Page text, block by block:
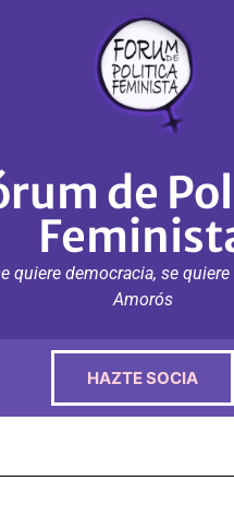
de
quiere democracia, se
Amorós
HAZTE SOCIA